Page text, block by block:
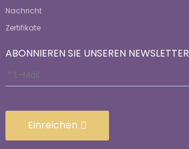
Nachricht
Zertifikate
ABONNIEREN SIE UNSEREN NEWSLETTER
Einreichen